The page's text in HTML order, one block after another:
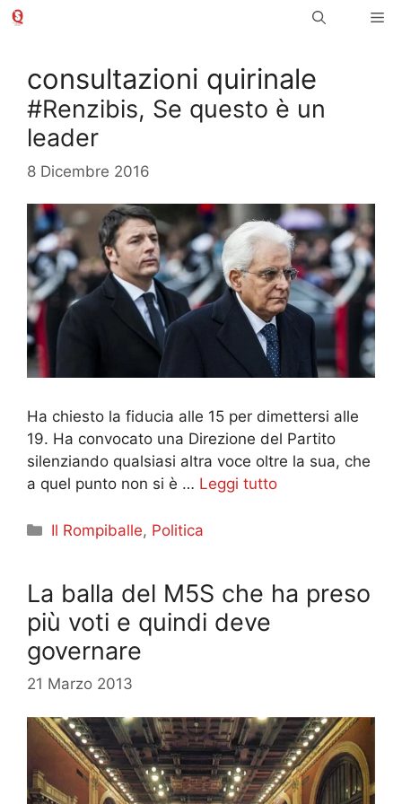
Vai
consultazioni quirinale
#Renzibis, Se questo è un
leader
8 Dicembre 2016
Ha chiesto la fiducia alle 15 per dimettersi alle
19. Ha convocato una Direzione del Partito
silenziando qualsiasi altra voce oltre la sua, che
a quel punto non si è … Leggi tutto
Categorie
Il Rompiballe, Politica
La balla del M5S che ha preso
più voti e quindi deve
governare
21 Marzo 2013